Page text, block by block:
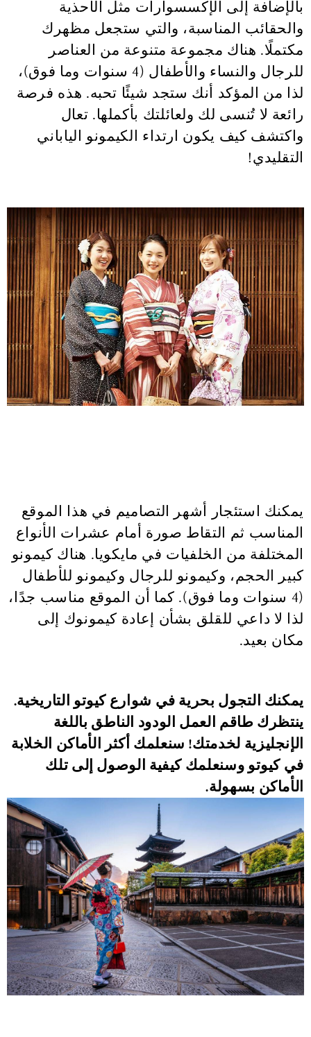
بالإضافة إلى الإكسسوارات مثل الأحذية
والحقائب المناسبة، والتي ستجعل مظهرك
مكتملًا. هناك مجموعة متنوعة من العناصر
للرجال والنساء والأطفال (4 سنوات وما فوق)،
لذا من المؤكد أنك ستجد شيئًا تحبه. هذه فرصة
رائعة لا تُنسى لك ولعائلتك بأكملها. تعال
واكتشف كيف يكون ارتداء الكيمونو الياباني
التقليدي!
يمكنك استئجار أشهر التصاميم في هذا الموقع
المناسب ثم التقاط صورة أمام عشرات الأنواع
المختلفة من الخلفيات في مايكويا. هناك كيمونو
كبير الحجم، وكيمونو للرجال وكيمونو للأطفال
(4 سنوات وما فوق). كما أن الموقع مناسب جدًا،
لذا لا داعي للقلق بشأن إعادة كيمونوك إلى
مكان بعيد.
يمكنك التجول بحرية في شوارع كيوتو التاريخية.
ينتظرك طاقم العمل الودود الناطق باللغة
الإنجليزية لخدمتك! سنعلمك أكثر الأماكن الخلابة
في كيوتو وسنعلمك كيفية الوصول إلى تلك
الأماكن بسهولة.